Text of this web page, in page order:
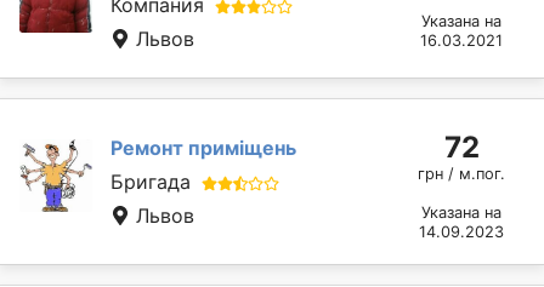
Львов
Указана на
16.03.2021
Ремонт приміщень
Бригада
Львов
72
грн / м.пог.
Указана на
14.09.2023